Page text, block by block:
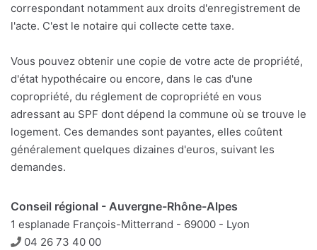
correspondant notamment aux droits d'enregistrement de
l'acte. C'est le notaire qui collecte cette taxe.
Vous pouvez obtenir une copie de votre acte de propriété,
d'état hypothécaire ou encore, dans le cas d'une
copropriété, du réglement de copropriété en vous
adressant au SPF dont dépend la commune où se trouve le
logement. Ces demandes sont payantes, elles coûtent
généralement quelques dizaines d'euros, suivant les
demandes.
Conseil régional - Auvergne-Rhône-Alpes
1 esplanade François-Mitterrand - 69000 - Lyon
Téléphone
04 26 73 40 00